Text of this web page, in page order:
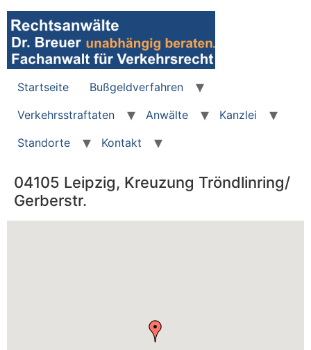
Zum
Inhalt
wechseln
Startseite
Bußgeldverfahren
Verkehrsstraftaten
Anwälte
Kanzlei
Standorte
Kontakt
04105 Leipzig, Kreuzung Tröndlinring/
Gerberstr.